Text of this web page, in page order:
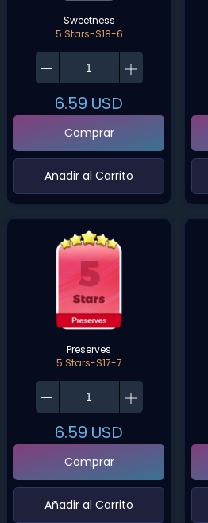
Sweetness
5 Stars-S18-6
6.59 USD
Comprar
‌Añadir al Carrito‌
Preserves
5 Stars-S17-7
6.59 USD
Comprar
‌Añadir al Carrito‌